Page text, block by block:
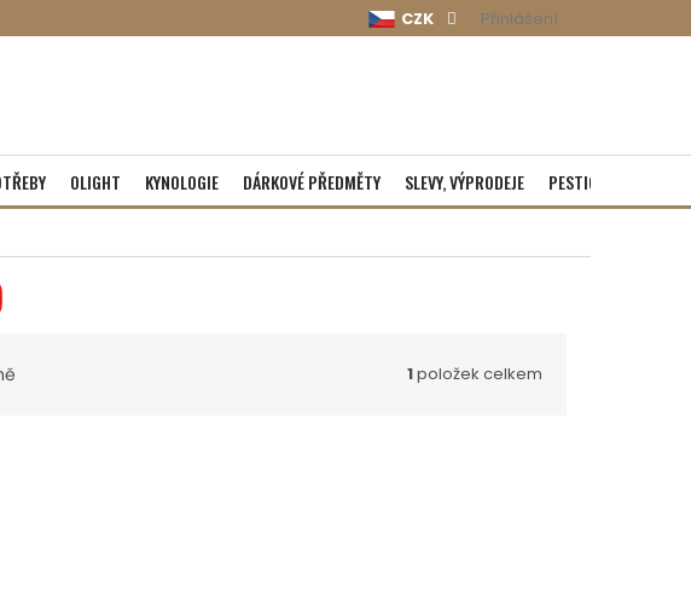
CZK Přihlášení
OLIGHT KYNOLOGIE DÁRKOVÉ PŘEDMĚTY SLEVY, VÝPRODEJE PESTICIDY
1položek celkem